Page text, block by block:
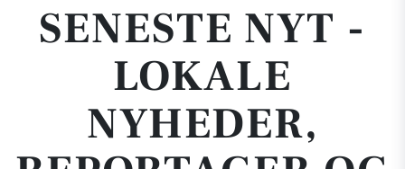
SENESTE NYT -
LOKALE
NYHEDER,